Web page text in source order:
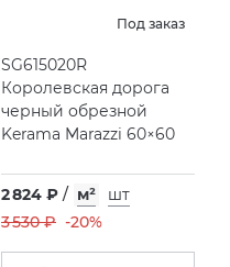
Под заказ
SG615020R
Королевская дорога
черный обрезной
Kerama Marazzi 60×60
2 824 ₽ / м²
шт
3 530 ₽ -20%